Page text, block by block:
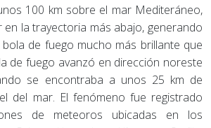
100 km sobre el mar Mediteráneo,
la trayectoria más abajo, generando
de fuego mucho más brillante que
de fuego avanzó en dirección noreste
se encontraba a unos 25 km de
del mar. El fenómeno fue registrado
de meteoros ubicadas en los